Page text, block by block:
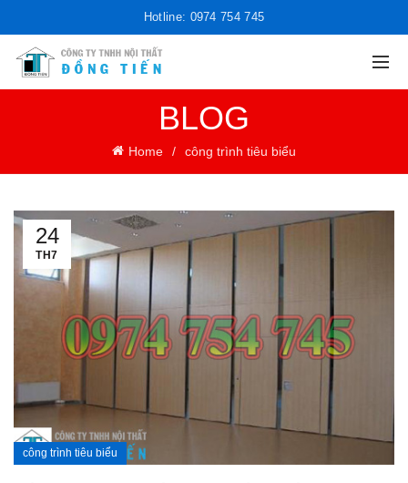
Hotline: 0974 754 745
BLOG
Home công trình tiêu biểu
24
TH7
công trình tiêu biểu